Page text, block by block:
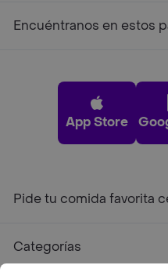
Encuéntranos en estos
App Store
Pide tu comida favorita
Categorías